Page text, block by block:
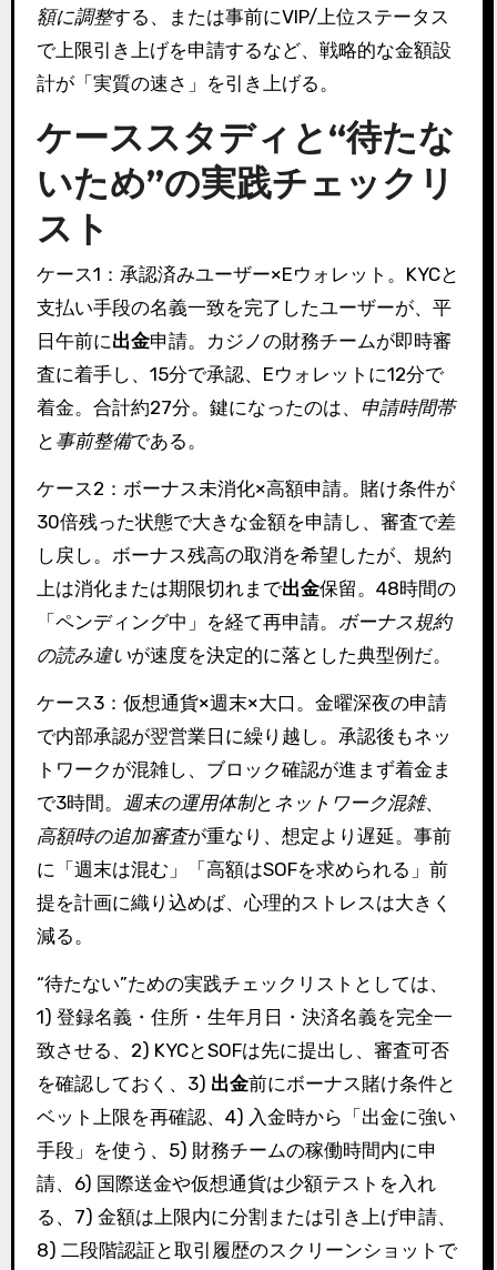
額に調整する、または事前にVIP/上位ステータス
で上限引き上げを申請するなど、戦略的な金額設
計が「実質の速さ」を引き上げる。
ケーススタディと“待たな
いため”の実践チェックリ
スト
ケース1：承認済みユーザー×Eウォレット。KYCと
支払い手段の名義一致を完了したユーザーが、平
日午前に出金申請。カジノの財務チームが即時審
査に着手し、15分で承認、Eウォレットに12分で
着金。合計約27分。鍵になったのは、
申請時間帯
と 事前整備である。
ケース2：ボーナス未消化×高額申請。賭け条件が
30倍残った状態で大きな金額を申請し、審査で差
し戻し。ボーナス残高の取消を希望したが、規約
上は消化または期限切れまで出金保留。48時間の
「ペンディング中」を経て再申請。 ボーナス規約
の読み違いが速度を決定的に落とした典型例だ。
ケース3：仮想通貨×週末×大口。金曜深夜の申請
で内部承認が翌営業日に繰り越し。承認後もネッ
トワークが混雑し、ブロック確認が進まず着金ま
で3時間。
週末の運用体制と ネットワーク混雑、
高額時の追加審査が重なり、想定より遅延。事前
に「週末は混む」「高額はSOFを求められる」前
提を計画に織り込めば、心理的ストレスは大きく
減る。
“待たない”ための実践チェックリストとしては、
1) 登録名義・住所・生年月日・決済名義を完全一
致させる、2) KYCとSOFは先に提出し、審査可否
を確認しておく、3) 出金前にボーナス賭け条件と
ベット上限を再確認、4) 入金時から「出金に強い
手段」を使う、5) 財務チームの稼働時間内に申
請、6) 国際送金や仮想通貨は少額テストを入れ
る、7) 金額は上限内に分割または引き上げ申請、
8) 二段階認証と取引履歴のスクリーンショットで